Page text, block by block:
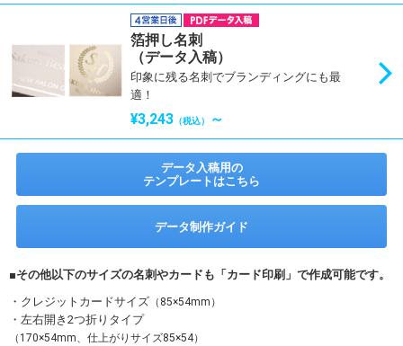
箔押し名刺
（データ入稿）
印象に残る名刺でブランディングにも最
適！
¥3,243 （税込） ～
データ入稿用の
テンプレートはこちら
データ制作ガイド
■その他以下のサイズの名刺やカードも「カード印刷」で作成可能です。
・クレジットカードサイズ （85×54mm）
・左右開き2つ折りタイプ
（170×54mm、仕上がりサイズ85×54）